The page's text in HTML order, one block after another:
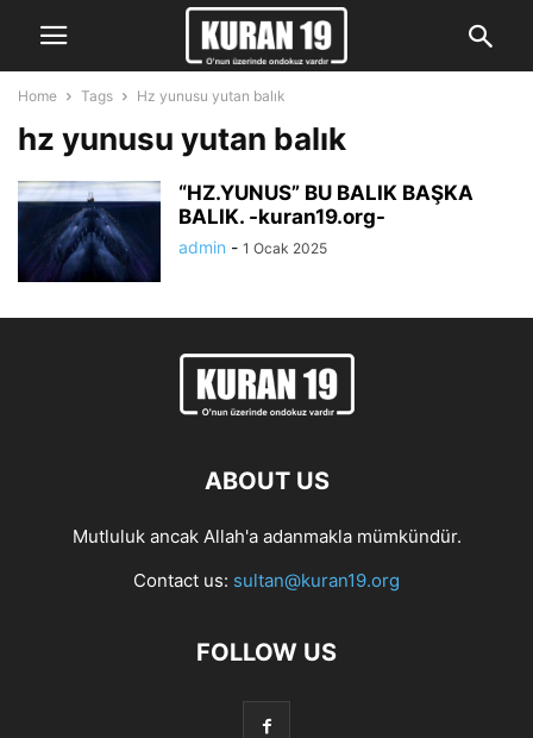
Home Tags Hz yunusu yutan balık
hz yunusu yutan balık
“HZ.YUNUS” BU BALIK BAŞKA
BALIK. -kuran19.org-
admin - 1 Ocak 2025
ABOUT US
Mutluluk ancak Allah'a adanmakla mümkündür.
Contact us: sultan@kuran19.org
FOLLOW US